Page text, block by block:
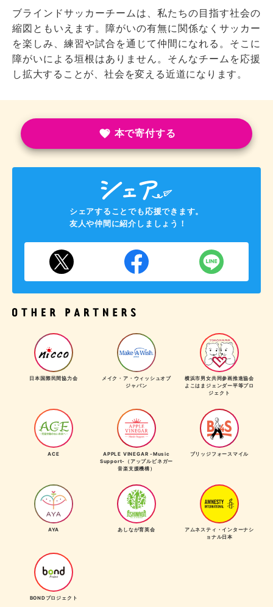
ブラインドサッカーチームは、私たちの目指す社会の
縮図ともいえます。障がいの有無に関係なくサッカー
を楽しみ、練習や試合を通じて仲間になれる。そこに
障がいによる垣根はありません。そんなチームを応援
し拡大することが、社会を変える近道になります。
本で寄付する
シェアすることでも応援できます。
友人や仲間に紹介しましょう！
日本国際民間協力会
メイク・ア・ウィッシュオブ
ジャパン
横浜市男女共同参画推進協会
よこはまジェンダー平等プロ
ジェクト
ACE
APPLE VINEGAR -Music
Support-（アップルビネガー
音楽支援機構）
ブリッジフォースマイル
AYA あしなが育英会
アムネスティ・インターナシ
ョナル日本
BONDプロジェクト